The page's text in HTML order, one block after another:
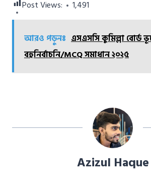
Post Views: 1,491
আরও পড়ুনঃ এসএসসি কুমিল্লা বোর্ড
বহুনির্বাচনি/MCQ সমাধান ২০২৫
Azizul Haque